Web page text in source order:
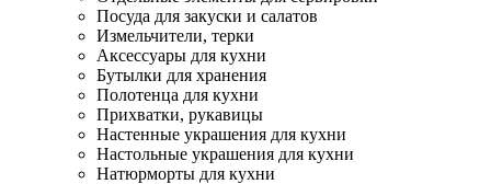
Посуда для закуски и салатов
Измельчители, терки
Аксессуары для кухни
Бутылки для хранения
Полотенца для кухни
Прихватки, рукавицы
Настенные украшения для кухни
Настольные украшения для кухни
Натюрморты для кухни